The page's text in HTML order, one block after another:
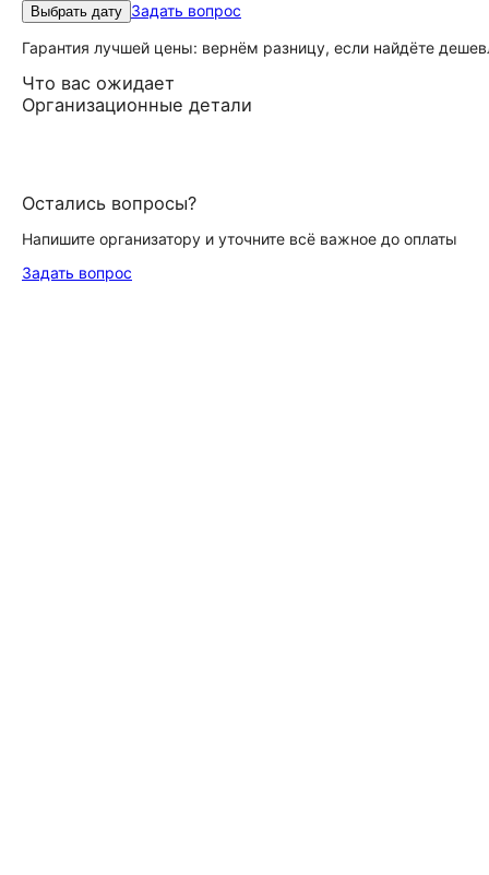
Выбрать дату Задать вопрос
Гарантия лучшей цены: вернём разницу, если найдёте
Что вас ожидает
Организационные детали
Остались вопросы?
Напишите организатору и уточните всё важное до оплаты
Задать вопрос